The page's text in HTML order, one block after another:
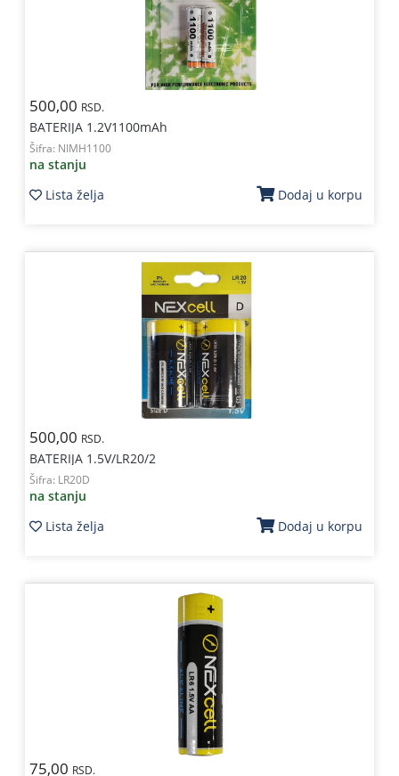
500,00 RSD.
BATERIJA 1.2V1100mAh
Šifra: NIMH1100
na stanju
Lista želja
Dodaj u korpu
500,00 RSD.
BATERIJA 1.5V/LR20/2
Šifra: LR20D
na stanju
Lista želja
Dodaj u korpu
75,00 RSD.